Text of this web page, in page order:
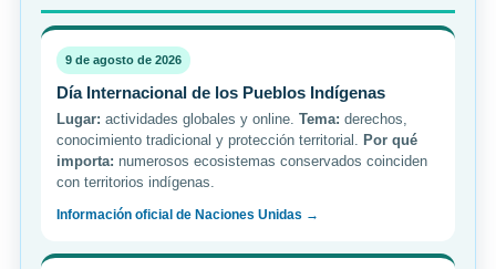
9 de agosto de 2026
Día Internacional de los Pueblos Indígenas
Lugar: actividades globales y online. Tema: derechos,
conocimiento tradicional y protección territorial.
Por qué
importa: numerosos ecosistemas conservados coinciden
con territorios indígenas.
Información oficial de Naciones Unidas →